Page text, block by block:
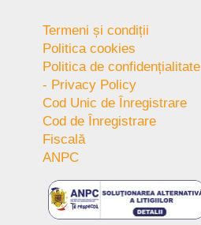
Termeni și condiții
Politica cookies
Politica de confidențialitate
- Privacy Policy
Cod Unic de Înregistrare
Cod de Înregistrare
Fiscală
ANPC